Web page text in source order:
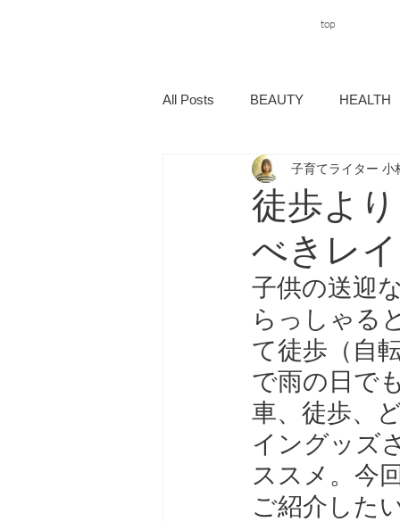
top
All Posts BEAUTY HEALTH
徒歩よ
べきレ
子育てライター 小
子供の送迎
らっしゃる
て徒歩（自
で雨の日で
車、徒歩、
イングッズ
ススメ。今
ご紹介した